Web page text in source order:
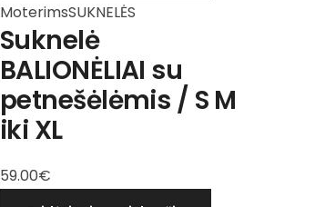
MoterimsSUKNELĖS
Suknelė
BALIONĖLIAI su
petnešėlėmis / S M
iki XL
59.00€